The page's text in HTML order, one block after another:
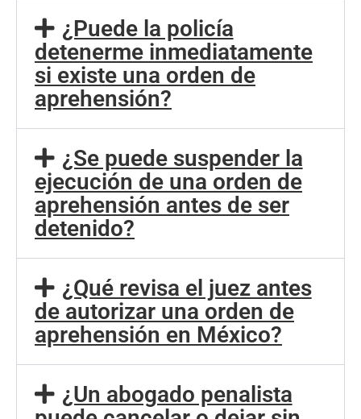
¿Puede la policía
detenerme inmediatamente
si existe una orden de
aprehensión?
¿Se puede suspender la
ejecución de una orden de
aprehensión antes de ser
detenido?
¿Qué revisa el juez antes
de autorizar una orden de
aprehensión en México?
¿Un abogado penalista